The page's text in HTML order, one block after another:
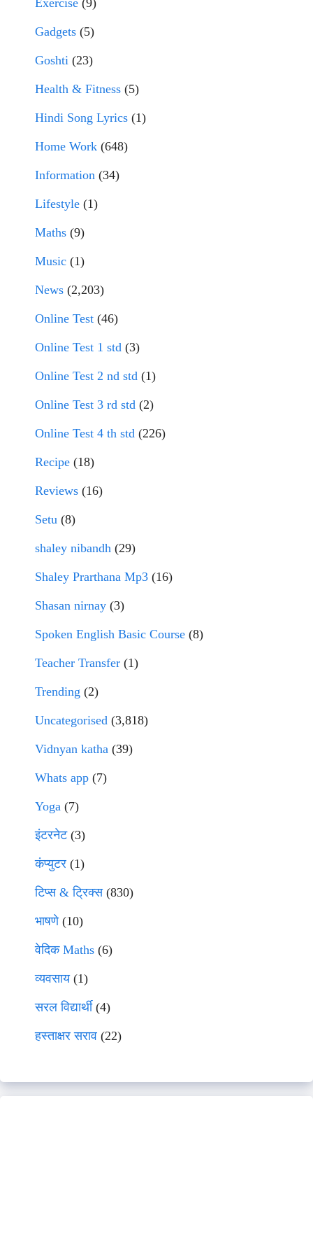
Gadgets (5)
Goshti (23)
Health & Fitness (5)
Hindi Song Lyrics (1)
Home Work (648)
Information (34)
Lifestyle (1)
Maths (9)
Music (1)
News (2,203)
Online Test (46)
Online Test 1 std (3)
Online Test 2 nd std (1)
Online Test 3 rd std (2)
Online Test 4 th std (226)
Recipe (18)
Reviews (16)
Setu (8)
shaley nibandh (29)
Shaley Prarthana Mp3 (16)
Shasan nirnay (3)
Spoken English Basic Course (8)
Teacher Transfer (1)
Trending (2)
Uncategorised (3,818)
Vidnyan katha (39)
Whats app (7)
Yoga (7)
इंटरनेट(3)
कंप्युटर (1)
टिप्स & ट्रिक्स(830)
भाषणे(10)
वेदिक Maths (6)
व्यवसाय(1)
सरल विद्यार्थी(4)
हस्ताक्षर सराव (22)